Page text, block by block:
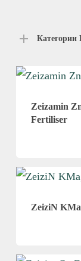
Категории
Zeizamin
Fertiliser
ZeiziN